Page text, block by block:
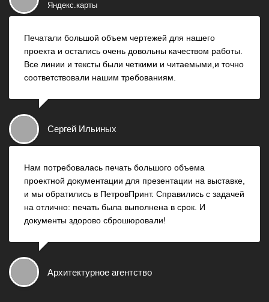
Яндекс.карты
Печатали большой объем чертежей для нашего
проекта и остались очень довольны качеством работы.
Все линии и тексты были четкими и читаемыми,и точно
соответствовали нашим требованиям.
Сергей Ильиных
Нам потребовалась печать большого объема
проектной документации для презентации на выставке,
и мы обратились в ПетровПринт. Справились с задачей
на отлично: печать была выполнена в срок. И
документы здорово сброшюровали!
Архитектурное агентство